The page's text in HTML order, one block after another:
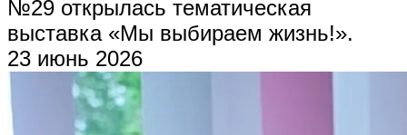
№29 открылась тематическая
выставка «Мы выбираем жизнь!».
23 июнь 2026